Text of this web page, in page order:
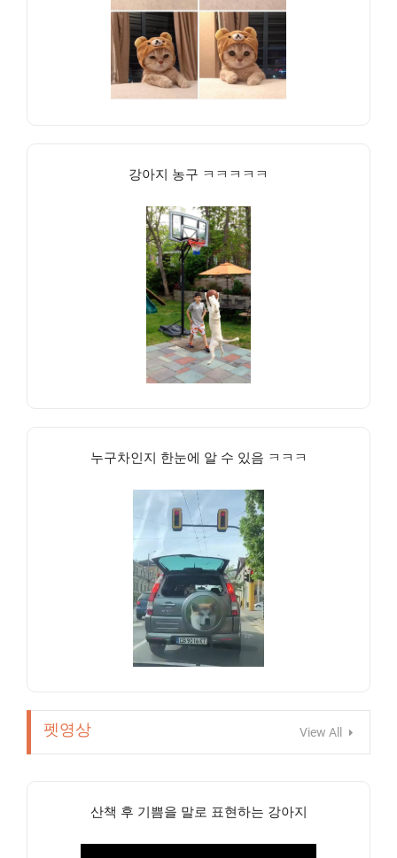
강아지 농구 ㅋㅋㅋㅋㅋ
누구차인지 한눈에 알 수 있음 ㅋㅋㅋ
펫영상 View All
산책 후 기쁨을 말로 표현하는 강아지